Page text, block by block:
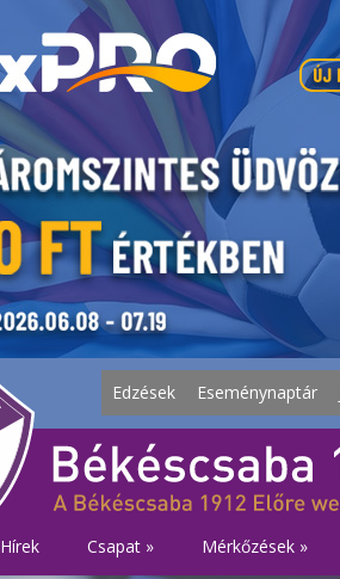
Edzések Eseménynaptár
Hírek Csapat » Mérkőzések »